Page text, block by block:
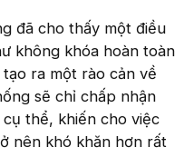
đã cho thấy một điều
không khóa hoàn toàn
ra một rào cản về
sẽ chỉ chấp nhận
thể, khiến cho việc
nên khó khăn hơn rất